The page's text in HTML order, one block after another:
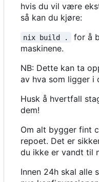
hvis du vil være
så kan du kjøre:
nix build .
for å
maskinene.
NB: Dette kan ta
av hva som ligger i
Husk å hvertfall
dem!
Om alt bygger fint
repoet. Det er
du ikke er vandt til
Innen 24h skal alle